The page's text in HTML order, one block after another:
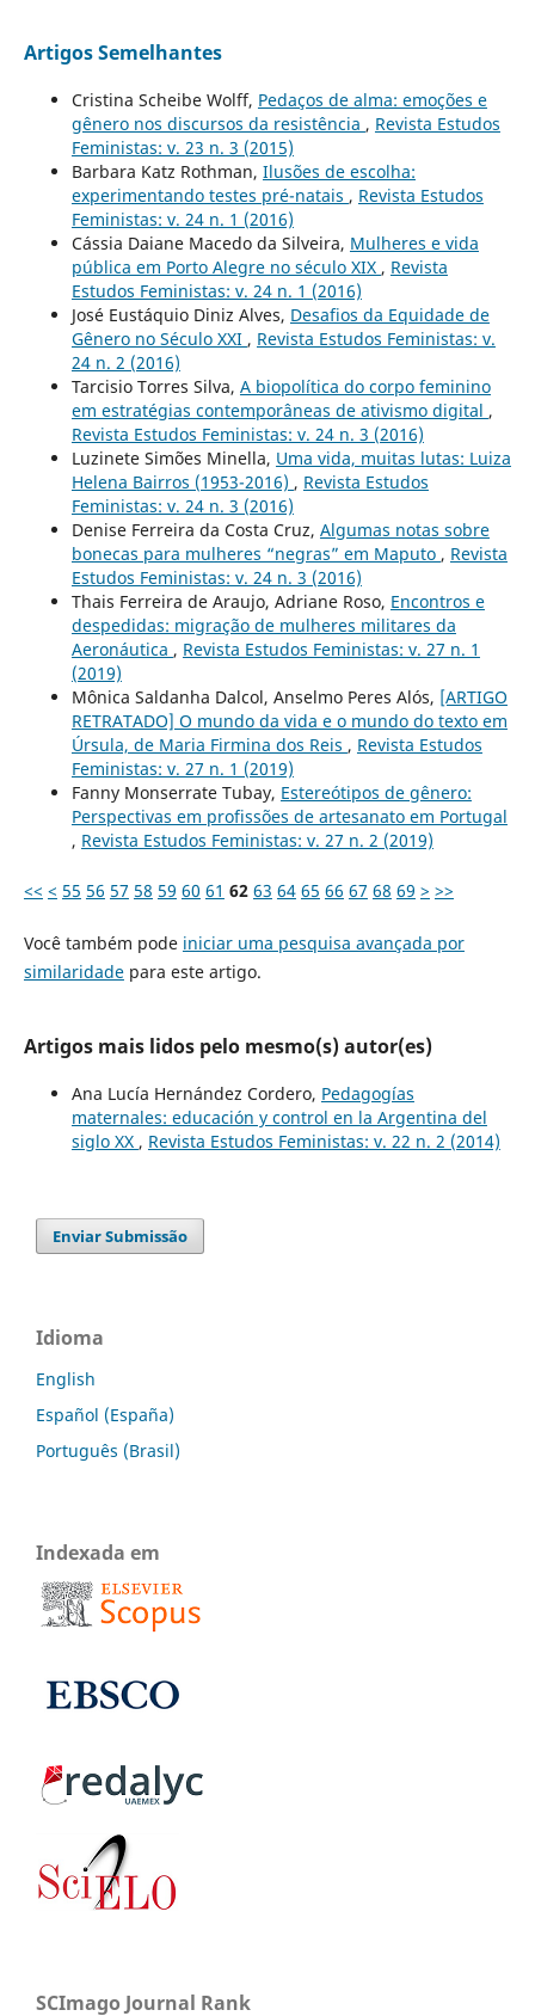
Artigos Semelhantes
Cristina Scheibe Wolff, Pedaços de alma: emoções e
gênero nos discursos da resistência , Revista Estudos
Feministas: v. 23 n. 3 (2015)
Barbara Katz Rothman, Ilusões de escolha:
experimentando testes pré-natais , Revista Estudos
Feministas: v. 24 n. 1 (2016)
Cássia Daiane Macedo da Silveira, Mulheres e vida
pública em Porto Alegre no século XIX , Revista
Estudos Feministas: v. 24 n. 1 (2016)
José Eustáquio Diniz Alves, Desafios da Equidade de
Gênero no Século XXI , Revista Estudos Feministas: v.
24 n. 2 (2016)
Tarcisio Torres Silva, A biopolítica do corpo feminino
em estratégias contemporâneas de ativismo digital ,
Revista Estudos Feministas: v. 24 n. 3 (2016)
Luzinete Simões Minella, Uma vida, muitas lutas: Luiza
Helena Bairros (1953-2016) , Revista Estudos
Feministas: v. 24 n. 3 (2016)
Denise Ferreira da Costa Cruz, Algumas notas sobre
bonecas para mulheres “negras” em Maputo , Revista
Estudos Feministas: v. 24 n. 3 (2016)
Thais Ferreira de Araujo, Adriane Roso, Encontros e
despedidas: migração de mulheres militares da
Aeronáutica , Revista Estudos Feministas: v. 27 n. 1
(2019)
Mônica Saldanha Dalcol, Anselmo Peres Alós, [ARTIGO
RETRATADO] O mundo da vida e o mundo do texto em
Úrsula, de Maria Firmina dos Reis , Revista Estudos
Feministas: v. 27 n. 1 (2019)
Fanny Monserrate Tubay, Estereótipos de gênero:
Perspectivas em profissões de artesanato em Portugal
, Revista Estudos Feministas: v. 27 n. 2 (2019)
<< < 55 56 57 58 59 60 61 62 63 64 65 66 67 68 69 > >>
Você também pode iniciar uma pesquisa avançada por
similaridadepara este artigo.
Artigos mais lidos pelo mesmo(s) autor(es)
Ana Lucía Hernández Cordero, Pedagogías
maternales: educación y control en la Argentina del
siglo XX , Revista Estudos Feministas: v. 22 n. 2 (2014)
Enviar Submissão
Idioma
English
Español (España)
Português (Brasil)
Indexada em
SCImago Journal Rank